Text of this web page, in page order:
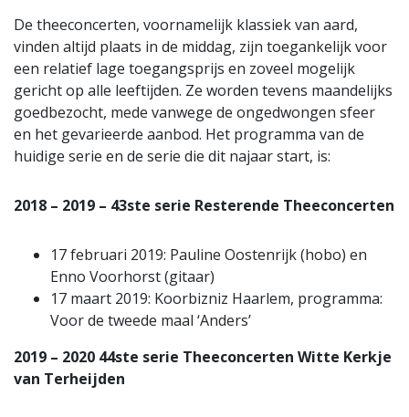
De theeconcerten, voornamelijk klassiek van aard,
vinden altijd plaats in de middag, zijn toegankelijk voor
een relatief lage toegangsprijs en zoveel mogelijk
gericht op alle leeftijden. Ze worden tevens maandelijks
goedbezocht, mede vanwege de ongedwongen sfeer
en het gevarieerde aanbod. Het programma van de
huidige serie en de serie die dit najaar start, is:
2018 – 2019 – 43ste serie Resterende Theeconcerten
17 februari 2019: Pauline Oostenrijk (hobo) en
Enno Voorhorst (gitaar)
17 maart 2019: Koorbizniz Haarlem, programma:
Voor de tweede maal ‘Anders’
2019 – 2020 44ste serie Theeconcerten Witte Kerkje
van Terheijden